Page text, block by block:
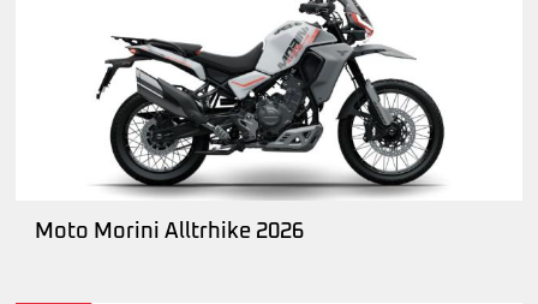
Moto Morini Alltrhike 2026